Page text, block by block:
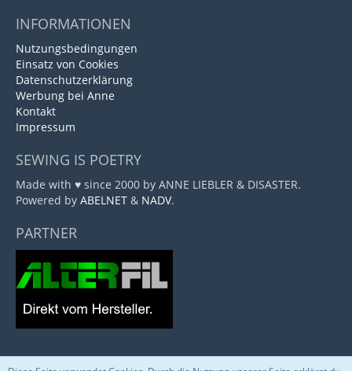
INFORMATIONEN
Nutzungsbedingungen
Einsatz von Cookies
Datenschutzerklärung
Werbung bei Anne
Kontakt
Impressum
SEWING IS POETRY
Made with ♥ since 2000 by ANNE LIEBLER & DISASTER.
Powered by ABELNET & NADV.
PARTNER